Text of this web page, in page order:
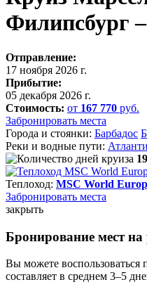
Филипсбург
Отправление:
17 ноября 2026 г.
Прибытие:
05 декабря 2026 г.
Стоимость: от 167 770 руб.
Забронировать места
Города и стоянки: Барбадос
Реки и водные пути:
19
Теплоход: MSC World
Забронировать места
закрыть
Бронирование мест на
Вы можете воспользоваться
составляет в среднем 3–5